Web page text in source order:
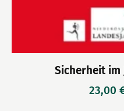
Sicherheit im
23,00